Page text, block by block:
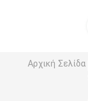
Αρχική Σελίδα